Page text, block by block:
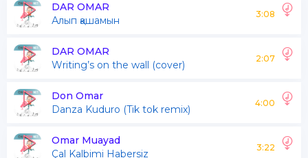
DAR OMAR
Алып қашамын
3:08
DAR OMAR
Writing’s on the wall (cover)
2:07
Don Omar
Danza Kuduro (Tik tok remix)
4:00
Omar Muayad
Çal Kalbimi Habersiz
3:22